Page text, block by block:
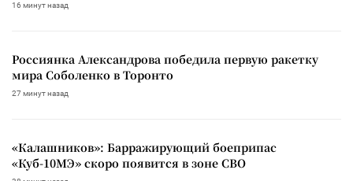
16 минут назад
Россиянка Александрова победила первую ракетку
мира Соболенко в Торонто
27 минут назад
«Калашников»: Барражирующий боеприпас
«Куб-10МЭ» скоро появится в зоне СВО